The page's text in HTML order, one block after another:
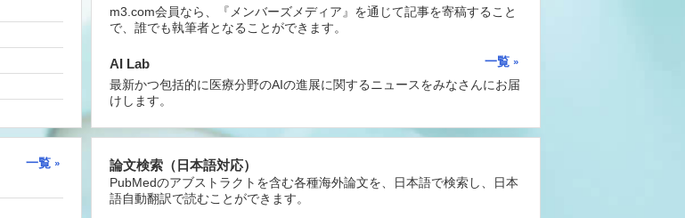
m3.com会員なら、『メンバーズメディア』を通じて記事を寄稿すること
で、誰でも執筆者となることができます。
AI Lab
一覧
最新かつ包括的に医療分野のAIの進展に関するニュースをみなさんにお届
けします。
一覧
論文検索（日本語対応）
PubMedのアブストラクトを含む各種海外論文を、日本語で検索し、日本
語自動翻訳で読むことができます。